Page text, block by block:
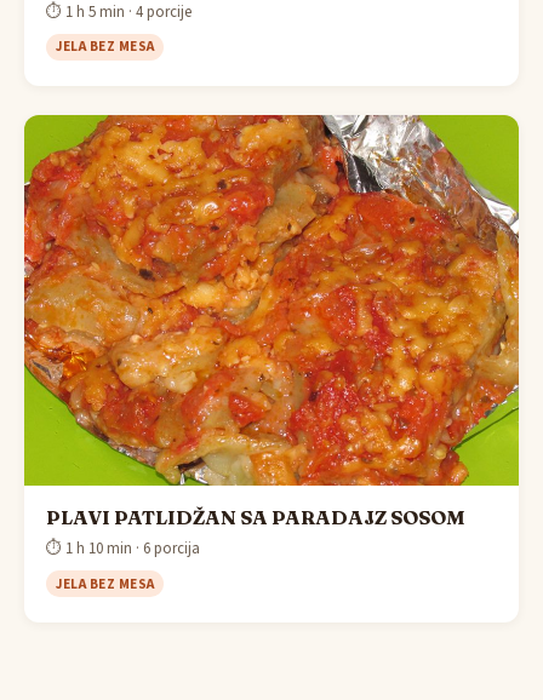
⏱ 1 h 5 min · 4 porcije
JELA BEZ MESA
PLAVI PATLIDŽAN SA PARADAJZ SOSOM
⏱ 1 h 10 min · 6 porcija
JELA BEZ MESA